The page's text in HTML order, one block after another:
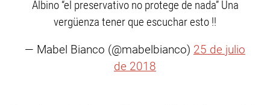
Albino “el preservativo no protege de nada” Una
vergüenza tener que escuchar esto !!
— Mabel Bianco (@mabelbianco) 25 de julio
de 2018